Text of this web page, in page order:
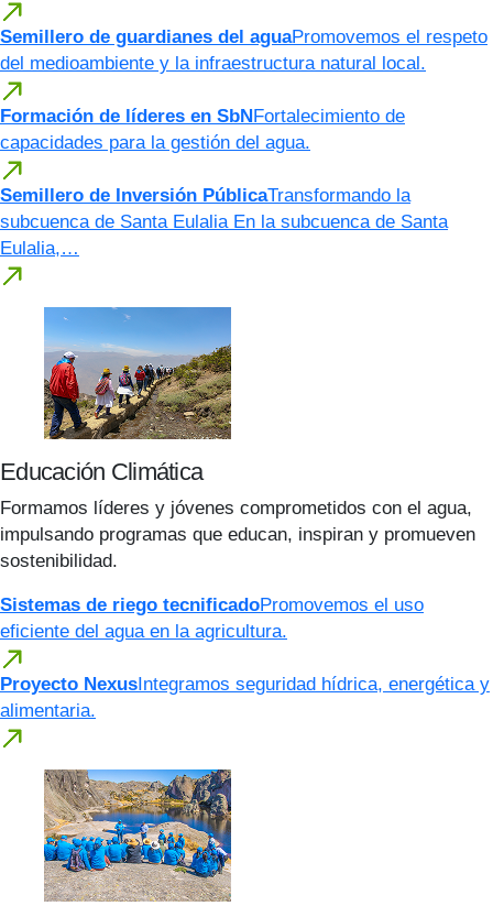
Semillero de guardianes del aguaPromovemos el respeto
del medioambiente y la infraestructura natural local.
Formación de líderes en SbNFortalecimiento de
capacidades para la gestión del agua.
Semillero de Inversión PúblicaTransformando la
subcuenca de Santa Eulalia En la subcuenca de Santa
Eulalia,…
Educación Climática
Formamos líderes y jóvenes comprometidos con el agua,
impulsando programas que educan, inspiran y promueven
sostenibilidad.
Sistemas de riego tecnificadoPromovemos el uso
eficiente del agua en la agricultura.
Proyecto NexusIntegramos seguridad hídrica, energética y
alimentaria.